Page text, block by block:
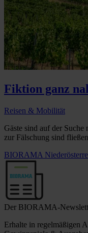
Fiktion ganz
Reisen & Mobilität
Gäste sind auf der
zur Fälschung sind
BIORAMA
Der BIORAMA-
Erhalte in regelmäßigen